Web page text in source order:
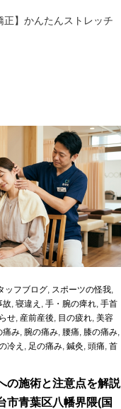
正】かんたんストレッチ
ッフブログ, スポーツの怪我,
故, 寝違え , 手・腕の痺れ, 手首
せ, 産前産後, 目の疲れ, 美容
痛み, 腕の痛み, 腰痛, 膝の痛み,
冷え , 足の痛み, 鍼灸, 頭痛, 首
の施術と注意点を解説
市青葉区八幡界隈(国